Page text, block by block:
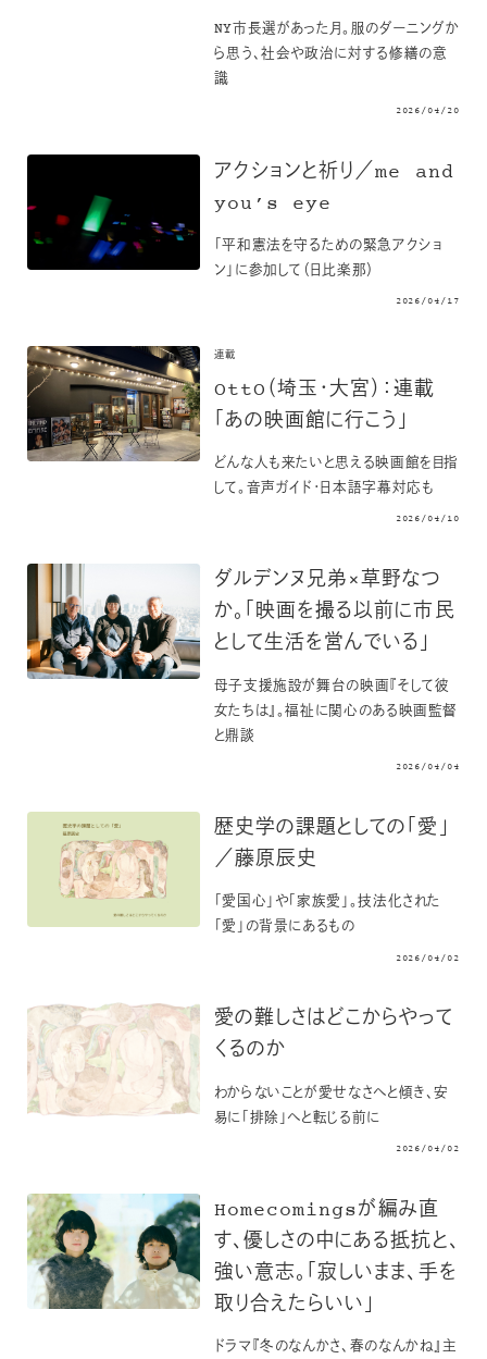
NY市長選があった月。服のダーニングか
ら思う、社会や政治に対する修繕の意
識
2026/04/20
アクションと祈り／me and
you’s eye
「平和憲法を守るための緊急アクショ
ン」に参加して（日比楽那）
2026/04/17
連載
OttO（埼玉・大宮）：連載
「あの映画館に行こう」
どんな人も来たいと思える映画館を目指
して。音声ガイド・日本語字幕対応も
2026/04/10
ダルデンヌ兄弟×草野なつ
か。「映画を撮る以前に市民
として生活を営んでいる」
母子支援施設が舞台の映画『そして彼
女たちは』。福祉に関心のある映画監督
と鼎談
2026/04/04
歴史学の課題としての「愛」
／藤原辰史
「愛国心」や「家族愛」。技法化された
「愛」の背景にあるもの
2026/04/02
愛の難しさはどこからやって
くるのか
わからないことが愛せなさへと傾き、安
易に「排除」へと転じる前に
2026/04/02
Homecomingsが編み直
す、優しさの中にある抵抗と、
強い意志。「寂しいまま、手を
取り合えたらいい」
ドラマ『冬のなんかさ、春のなんかね』主